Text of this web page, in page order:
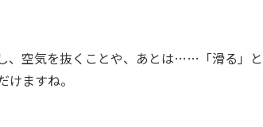
、空気を抜くことや、あとは……「滑る」
ますね。